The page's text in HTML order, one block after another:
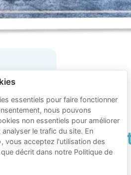
Questions
fréquentes
sur
le
à
essentiels pour faire fonctionner
nous pouvons
non essentiels pour améliorer
le trafic du site. En
vous acceptez l'utilisation des
décrit dans notre Politique de